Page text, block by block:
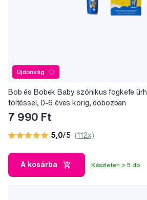
Újdonság
Bob és Bobek Baby szónikus fogkefe
töltéssel, 0-6 éves korig, dobozban
7 990 Ft
5,0/5 (112x)
A kosárba Készleten > 5 db